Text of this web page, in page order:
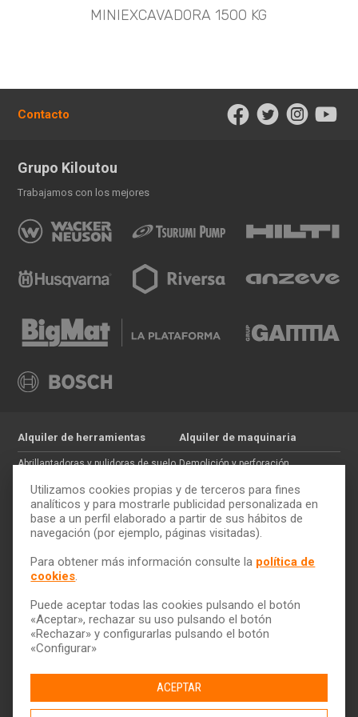
MINIEXCAVADORA 1500 KG
Contacto
Grupo Kiloutou
Trabajamos con los mejores
Alquiler de herramientas
Abrillantadoras y pulidoras de suelo
Tratamiento de maderas
Pintura y paredes
Electricidad
Alquiler de maquinaria
Demolición y perforación
Movimiento de tierras
Auxiliar de construcción
Trabajos en altura
Tarifas y ofertas
Servicio de transporte
Descarga nuestro catálogo
Trabaja con nosotros
Ética y Cumplimiento
Utilizamos cookies propias y de terceros para fines
analíticos y para mostrarle publicidad personalizada en
base a un perfil elaborado a partir de sus hábitos de
navegación (por ejemplo, páginas visitadas).
Para obtener más información consulte la política de
cookies.
Puede aceptar todas las cookies pulsando el botón
«Aceptar», rechazar su uso pulsando el botón
«Rechazar» y configurarlas pulsando el botón
«Configurar»
ACEPTAR